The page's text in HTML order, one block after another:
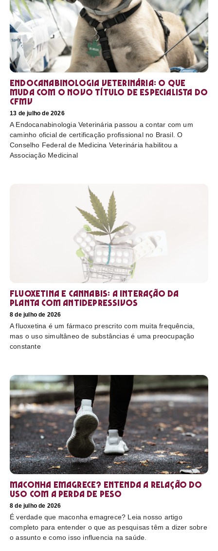
Endocanabinologia Veterinária: o que
muda com o novo título de especialista do
CFMV
13 de julho de 2026
A Endocanabinologia Veterinária passou a contar com um
caminho oficial de certificação profissional no Brasil. O
Conselho Federal de Medicina Veterinária habilitou a
Associação Medicinal
Fluoxetina e Cannabis: a interação da
planta com antidepressivos
8 de julho de 2026
A fluoxetina é um fármaco prescrito com muita frequência,
mas o uso simultâneo de substâncias é uma preocupação
constante
Maconha emagrece? Entenda a relação do
uso com a perda de peso
8 de julho de 2026
É verdade que maconha emagrece? Leia nosso artigo
completo para entender o que as pesquisas têm a dizer sobre
o assunto e como isso influencia na saúde.